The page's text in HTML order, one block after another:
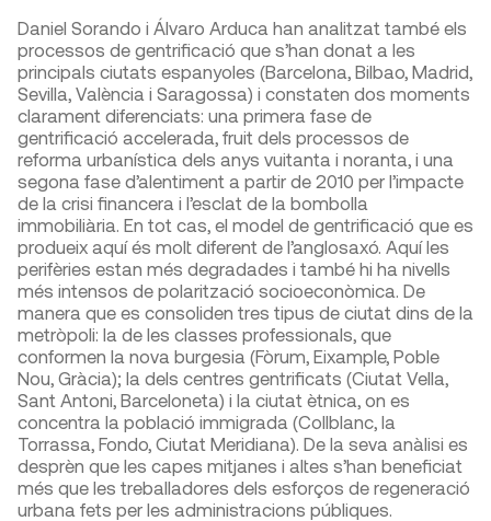
Daniel Sorando i Álvaro Arduca han analitzat també els
processos de gentrificació que s’han donat a les
principals ciutats espanyoles (Barcelona, Bilbao, Madrid,
Sevilla, València i Saragossa) i constaten dos moments
clarament diferenciats: una primera fase de
gentrificació accelerada, fruit dels processos de
reforma urbanística dels anys vuitanta i noranta, i una
segona fase d’alentiment a partir de 2010 per l’impacte
de la crisi financera i l’esclat de la bombolla
immobiliària. En tot cas, el model de gentrificació que es
produeix aquí és molt diferent de l’anglosaxó. Aquí les
perifèries estan més degradades i també hi ha nivells
més intensos de polarització socioeconòmica. De
manera que es consoliden tres tipus de ciutat dins de la
metròpoli: la de les classes professionals, que
conformen la nova burgesia (Fòrum, Eixample, Poble
Nou, Gràcia); la dels centres gentrificats (Ciutat Vella,
Sant Antoni, Barceloneta) i la ciutat ètnica, on es
concentra la població immigrada (Collblanc, la
Torrassa, Fondo, Ciutat Meridiana). De la seva anàlisi es
desprèn que les capes mitjanes i altes s’han beneficiat
més que les treballadores dels esforços de regeneració
urbana fets per les administracions públiques.